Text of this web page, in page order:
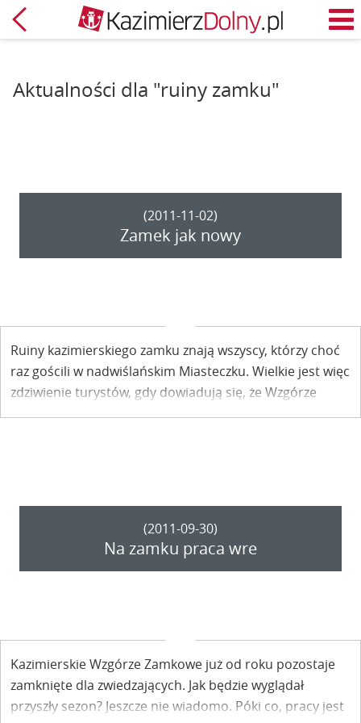
Powrót
Aktualności dla "ruiny zamku"
(2011-11-02)
Zamek jak nowy
Ruiny kazimierskiego zamku znają wszyscy, którzy choć
raz gościli w nadwiślańskim Miasteczku. Wielkie jest więc
zdziwienie turystów, gdy dowiadują się, że Wzgórze
Zamkowe jest obecnie niedostępne dla zwiedzających.
(2011-09-30)
Na zamku praca wre
Kazimierskie Wzgórze Zamkowe już od roku pozostaje
zamknięte dla zwiedzających. Jak będzie wyglądał
przyszły sezon? Jeszcze nie wiadomo. Póki co, pracy jest